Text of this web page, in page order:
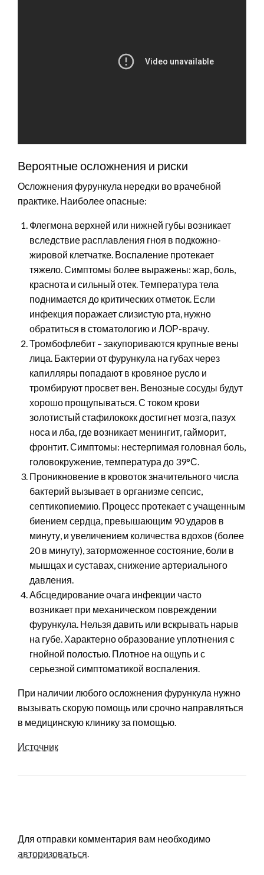
Вероятные осложнения и риски
Осложнения фурункула нередки во врачебной
практике. Наиболее опасные:
Флегмона верхней или нижней губы возникает
вследствие расплавления гноя в подкожно-
жировой клетчатке. Воспаление протекает
тяжело. Симптомы более выражены: жар, боль,
краснота и сильный отек. Температура тела
поднимается до критических отметок. Если
инфекция поражает слизистую рта, нужно
обратиться в стоматологию и ЛОР-врачу.
Тромбофлебит – закупориваются крупные вены
лица. Бактерии от фурункула на губах через
капилляры попадают в кровяное русло и
тромбируют просвет вен. Венозные сосуды будут
хорошо прощупываться. С током крови
золотистый стафилококк достигнет мозга, пазух
носа и лба, где возникает менингит, гайморит,
фронтит. Симптомы: нестерпимая головная боль,
головокружение, температура до 39°С.
Проникновение в кровоток значительного числа
бактерий вызывает в организме сепсис,
септикопиемию. Процесс протекает с учащенным
биением сердца, превышающим 90 ударов в
минуту, и увеличением количества вдохов (более
20 в минуту), заторможенное состояние, боли в
мышцах и суставах, снижение артериального
давления.
Абсцедирование очага инфекции часто
возникает при механическом повреждении
фурункула. Нельзя давить или вскрывать нарыв
на губе. Характерно образование уплотнения с
гнойной полостью. Плотное на ощупь и с
серьезной симптоматикой воспаления.
При наличии любого осложнения фурункула нужно
вызывать скорую помощь или срочно направляться
в медицинскую клинику за помощью.
Источник
Для отправки комментария вам необходимо
авторизоваться.